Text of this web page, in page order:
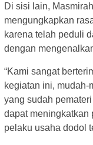
Di sisi lain,
mengungkapkan
karena telah peduli
dengan
“Kami sangat
kegiatan ini, mudah-
yang sudah
dapat meningkatkan
pelaku usaha dodol